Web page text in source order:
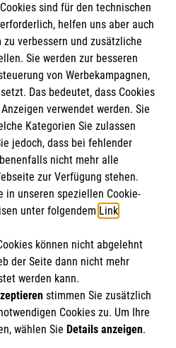
Hilfsdienst e.V.
und Caritas eG
6
ist als eingetragene
sind für den technischen
helfen uns aber auch
verbessern und zusätzliche
Sie werden zur besseren
von Werbekampagnen,
Das bedeutet, dass Cookies
verwendet werden. Sie
Kategorien Sie zulassen
jedoch, dass bei fehlender
nicht mehr alle
zur Verfügung stehen.
in unseren speziellen Cookie-
unter folgendem Link.
können nicht abgelehnt
der Seite dann nicht mehr
werden kann.
stimmen Sie zusätzlich
Cookies zu. Um Ihre
wählen Sie Details anzeigen.